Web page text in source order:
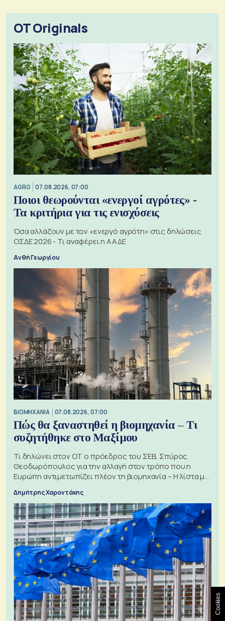
OT Originals
AGRO 07.08.2026, 07:00
Ποιοι θεωρούνται «ενεργοί αγρότες» -
Τα κριτήρια για τις ενισχύσεις
Όσα αλλάζουν με τον «ενεργό αγρότη» στις δηλώσεις
ΟΣΔΕ 2026 - Τι αναφέρει η ΑΑΔΕ
Ανθή Γεωργίου
ΒΙΟΜΗΧΑΝΙΑ 07.08.2026, 07:00
Πώς θα ξαναστηθεί η βιομηχανία – Τι
συζητήθηκε στο Μαξίμου
Τι δηλώνει στον ΟΤ ο πρόεδρος του ΣΕΒ, Σπύρος
Θεοδωρόπουλος για την αλλαγή στον τρόπο που η
Ευρώπη αντιμετωπίζει πλέον τη βιομηχανία – Η λίστα με
Δημήτρης Χαροντάκης
Cookies